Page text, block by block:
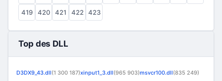
419 420 421 422 423
Top des DLL
D3DX9_43.dll(1 300 187)xinput1_3.dll(965 903)msvcr100.dll(835 249)